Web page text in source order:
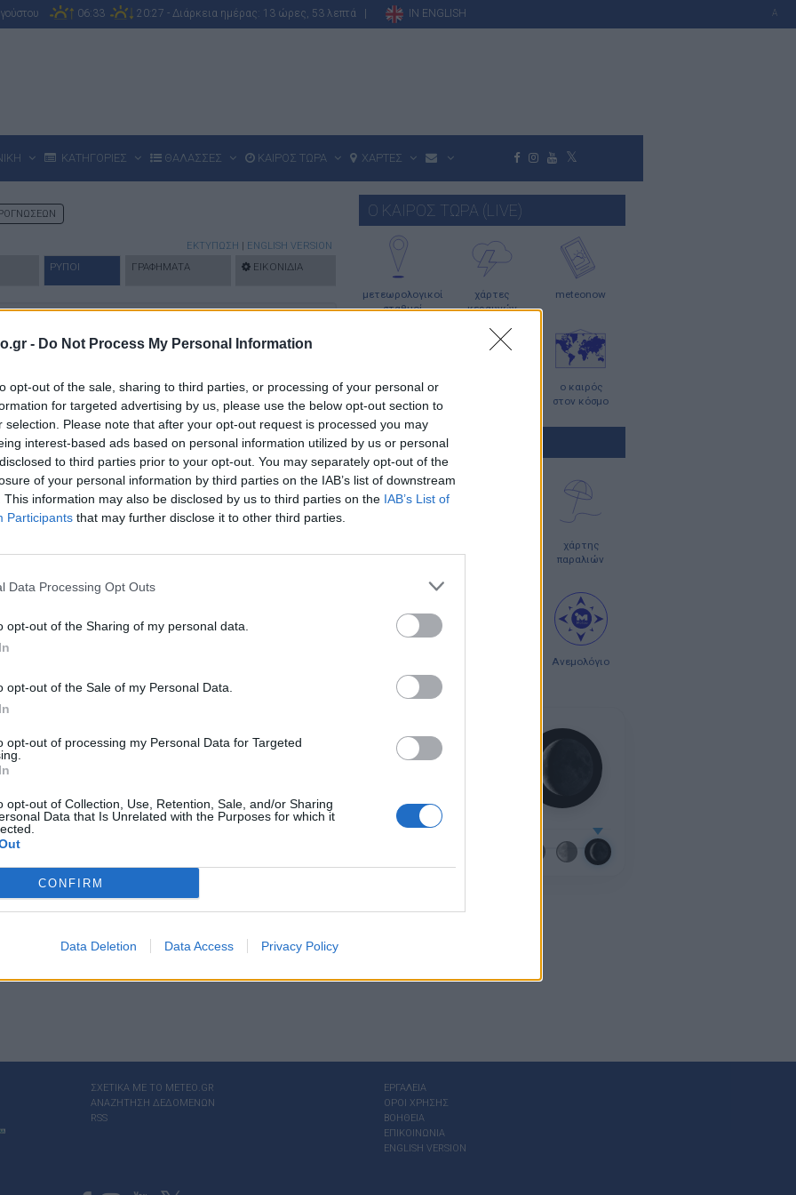
- Do Not Process My Personal Information
opt-out of the sale, sharing to third parties, or processing of your personal or
for targeted advertising by us, please use the below opt-out section to
selection. Please note that after your opt-out request is processed you may
interest-based ads based on personal information utilized by us or personal
to third parties prior to your opt-out. You may separately opt-out of the
of your personal information by third parties on the IAB’s list of downstream
This information may also be disclosed by us to third parties on the IAB’s List of
Participants that may further disclose it to other third parties.
Data Processing Opt Outs
opt-out of the Sharing of my personal data.
opt-out of the Sale of my Personal Data.
opt-out of processing my Personal Data for Targeted
opt-out of Collection, Use, Retention, Sale, and/or Sharing
Data that Is Unrelated with the Purposes for which it
CONFIRM
Data Deletion Data Access Privacy Policy
06:33 20:27 - Διάρκεια ημέρας: 13 ώρες, 53 λεπτά | IN ENGLISH A
ΚΑΤΗΓΟΡΙΕΣ ΘΑΛΑΣΣΕΣ ΚΑΙΡΟΣ ΤΩΡΑ ΧΑΡΤΕΣ
ΕΚΤΥΠΩΣΗ | ENGLISH VERSION
ΡΥΠΟΙ ΓΡΑΦΗΜΑΤΑ ΕΙΚΟΝΙΔΙΑ
και υπολογίζεται με βάση τις συγκεντρώσεις των
από το σύστημα μοντέλωνWRF/CAMx(μετεωρολογικό
τις ομάδες ΜΕΤΕΟκαιUESG.
GREGAA, η οποία έχει αναπτυχθεί στοΕθνικό
ως στοιχείο εισόδου για τη λειτουργία του μοντέλου
συμπεριλαμβάνονται οι συγκεντρώσεις από μεταφορά
Ίδρυμα Έρευνας και Καινοτομίας (ΕΛΙΔΕΚ) και από τη
(ΓΓΕΚ), με αρ. Σύμβασης Έργου 409.
Πράξης με τίτλο «ΘΕΣΠΙΑ ΙΙ: ΘΕμελίωση Συνεργιστικών και
παρακολούθησης, διαχείρισης και πρόγνωσης
και κωδικό MIS 5002517.
Ο ΚΑΙΡΟΣ ΤΩΡΑ (LIVE)
μετεωρολογικοί
σταθμοί
χάρτες
κεραυνών
meteonow
κάμερες
ο καιρός
στον κόσμο
ΧΑΡΤΕΣ ΠΡΟΓΝΩΣΗΣ
χάρτης
παραλιών
Ανεμολόγιο
Φάση: Παλαιός Μηνίσκος
Επόμενη Πανσέληνος:
Αστρονομικό ημερολόγιο
ΣΧΕΤΙΚΑ ΜΕ ΤΟ ΜΕΤΕΟ.GR
ΑΝΑΖΗΤΗΣΗ ΔΕΔΟΜΕΝΩΝ
RSS
ΕΡΓΑΛΕΙΑ
ΟΡΟΙ ΧΡΗΣΗΣ
ΒΟΗΘΕΙΑ
ΕΠΙΚΟΙΝΩΝΙΑ
ENGLISH VERSION